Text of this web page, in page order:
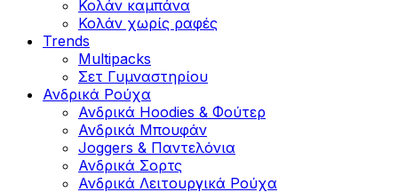
Κολάν καμπάνα
Κολάν χωρίς ραφές
Trends
Multipacks
Σετ Γυμναστηρίου
Ανδρικά Ρούχα
Ανδρικά Hoodies & Φούτερ
Ανδρικά Μπουφάν
Joggers & Παντελόνια
Ανδρικά Σορτς
Ανδρικά Λειτουργικά Ρούχα